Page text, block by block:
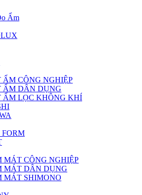
Ẩm
CÔNG NGHIỆP
ẨM DÂN DỤNG
ẨM LỌC KHÔNG KHÍ
FORM
MÁT CÔNG NGHIỆP
MÁT DÂN DỤNG
MÁT SHIMONO